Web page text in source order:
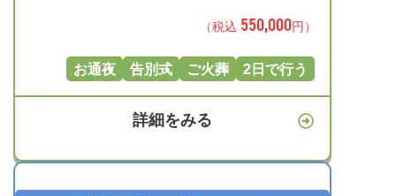
（税込 550,000円）
お通夜 告別式 ご火葬 2日で行う
詳細をみる